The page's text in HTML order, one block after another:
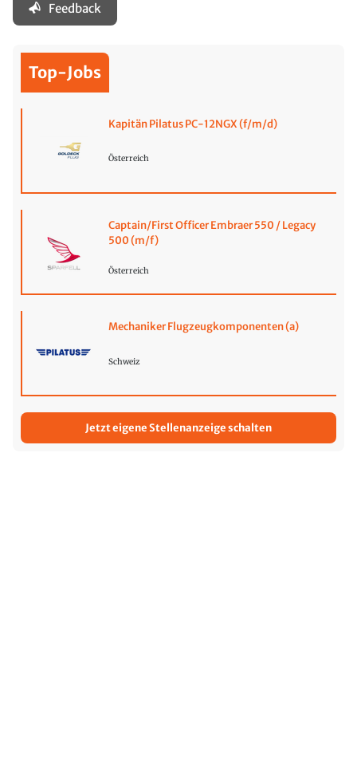
Feedback
Top-Jobs
Kapitän Pilatus PC-12NGX (f/m/d)
Österreich
Captain/First Officer Embraer 550 / Legacy
500 (m/f)
Österreich
Mechaniker Flugzeugkomponenten (a)
Schweiz
Jetzt eigene Stellenanzeige schalten